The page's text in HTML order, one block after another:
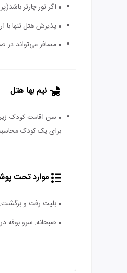
اگر تور چارتر
پذیرش هتل تنها با
مسافر می‌تواند در
نیم بها هتل
برای یک کودک
موارد تحت
بلیت رفت و برگشت:
صبحانه: سرو بوفه